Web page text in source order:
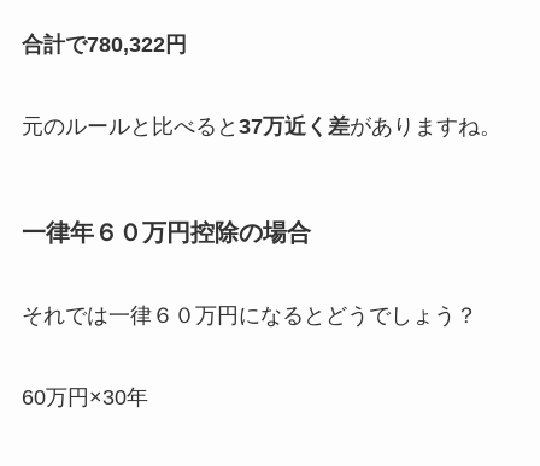
合計で780,322円
元のルールと比べると 37万近く差がありますね。
一律年６０万円控除の場合
それでは一律６０万円になるとどうでしょう？
60万円×30年